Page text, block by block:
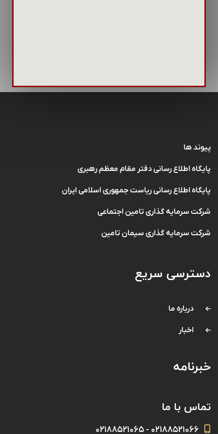
پیوند ها
پایگاه اطلاع رسانی دفتر مقام معظم رهبری
پایگاه اطلاع رسانی ریاست جمهوری اسلامی ایران
شرکت سرمایه گذاری تامین اجتماعی
شرکت سرمایه گذاری سیمان تامین
دسترسی سریع
درباره ما
اخبار
خبرنامه
تماس با ما
۰۲۱۸۸۵۲۱۰۶۶ - ۰۲۱۸۸۵۲۱۰۶۵